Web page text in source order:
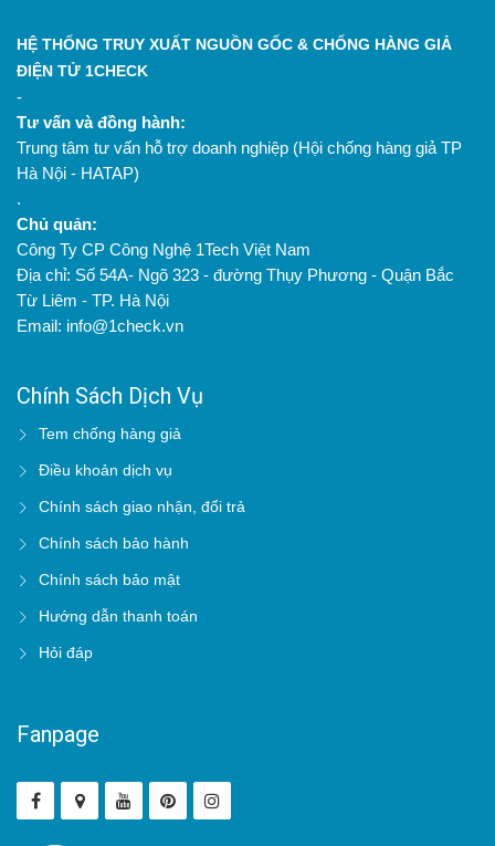
HỆ THỐNG TRUY XUẤT NGUỒN GỐC & CHỐNG HÀNG GIẢ
ĐIỆN TỬ 1CHECK
-
Tư vấn và đồng hành:
Trung tâm tư vấn hỗ trợ doanh nghiệp (Hội chống hàng giả TP
Hà Nội - HATAP)
.
Chủ quản:
Công Ty CP Công Nghệ 1Tech Việt Nam
Địa chỉ: Số 54A- Ngõ 323 - đường Thụy Phương - Quận Bắc
Từ Liêm - TP. Hà Nội
Email: info@1check.vn
Chính Sách Dịch Vụ
Tem chống hàng giả
Điều khoản dịch vụ
Chính sách giao nhận, đổi trả
Chính sách bảo hành
Chính sách bảo mật
Hướng dẫn thanh toán
Hỏi đáp
Fanpage